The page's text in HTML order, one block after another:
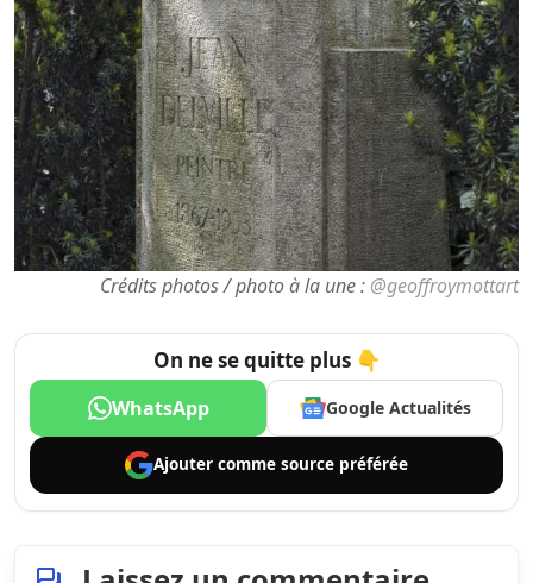
Crédits photos / photo à la une : @geoffroymottart
On ne se quitte plus 👇
WhatsApp Google Actualités
Ajouter comme source préférée